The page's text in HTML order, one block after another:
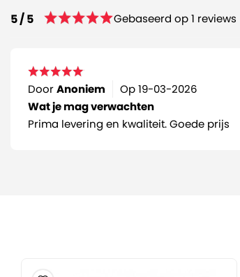
5 / 5 Gebaseerd op 1 reviews
DoorAnoniem Op19-03-2026
Wat je mag verwachten
Prima levering en kwaliteit. Goede prijs